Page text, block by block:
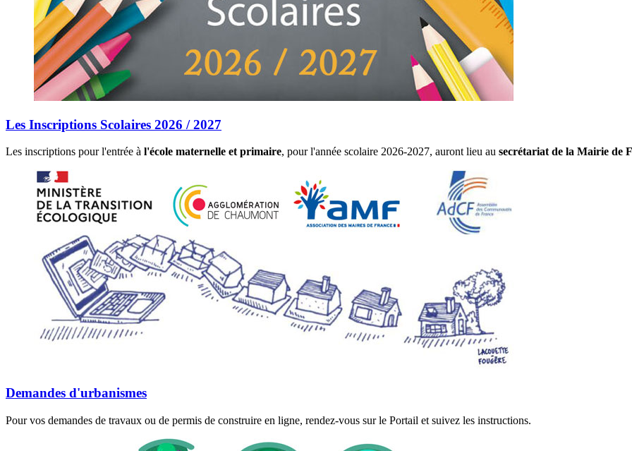
Les Inscriptions Scolaires 2026 / 2027
Les inscriptions pour l'entrée à l'école maternelle et primaire, pour l'année scolaire 2026-2027, auront lieu au secrétariat de la Mairie de
Demandes d'urbanismes
Pour vos demandes de travaux ou de permis de construire en ligne, rendez-vous sur le Portail et suivez les instructions.